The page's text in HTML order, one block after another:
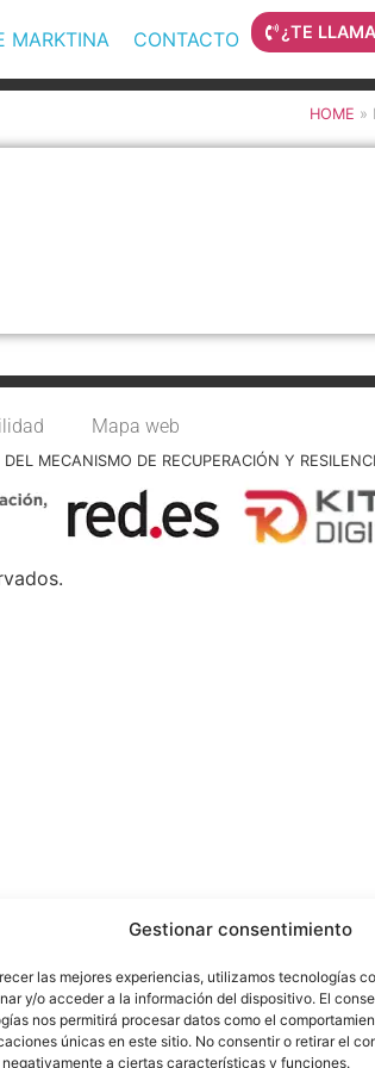
Gestionar consentimiento
las mejores experiencias, utilizamos tecnologías
y/o acceder a la información del dispositivo. El
nos permitirá procesar datos como el
únicas en este sitio. No consentir o retirar el
a ciertas características y funciones.
MARKTINA CONTACTO ¿TE
HOME »
Mapa web
MECANISMO DE RECUPERACIÓN Y